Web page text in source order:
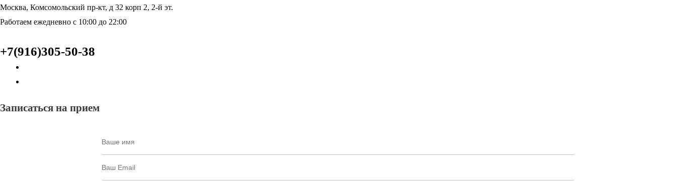
Москва, Комсомольский пр-кт, д 32 корп 2, 2-й эт.
Работаем ежедневно с 10:00 до 22:00
+7(916)305-50-38
Записаться на прием